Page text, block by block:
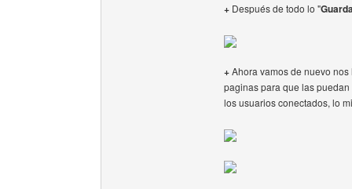
+ Después de todo lo "
+Ahora vamos de nuevo
paginas para que las
los usuarios conectados, lo